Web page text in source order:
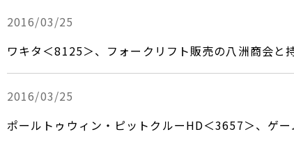
2016/03/25
ワキタ＜8125＞、フォークリフト販売の八洲商会と
2016/03/25
ポールトゥウィン・ピットクルーHD＜3657＞、ゲ